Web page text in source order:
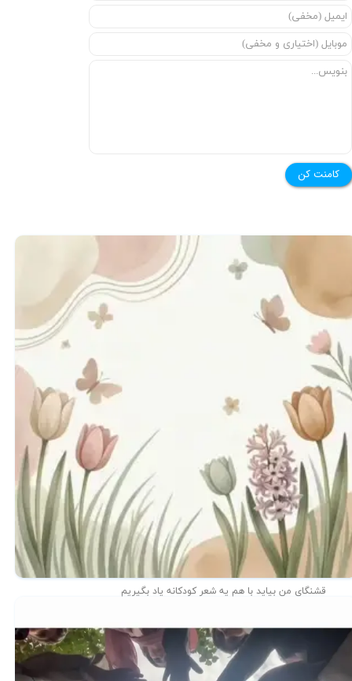
کامنت کن
قشنگای من بيايد با هم یه شعر کودکانه ياد بگیریم